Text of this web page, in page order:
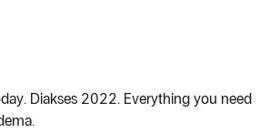
Diakses 2022. Everything you need